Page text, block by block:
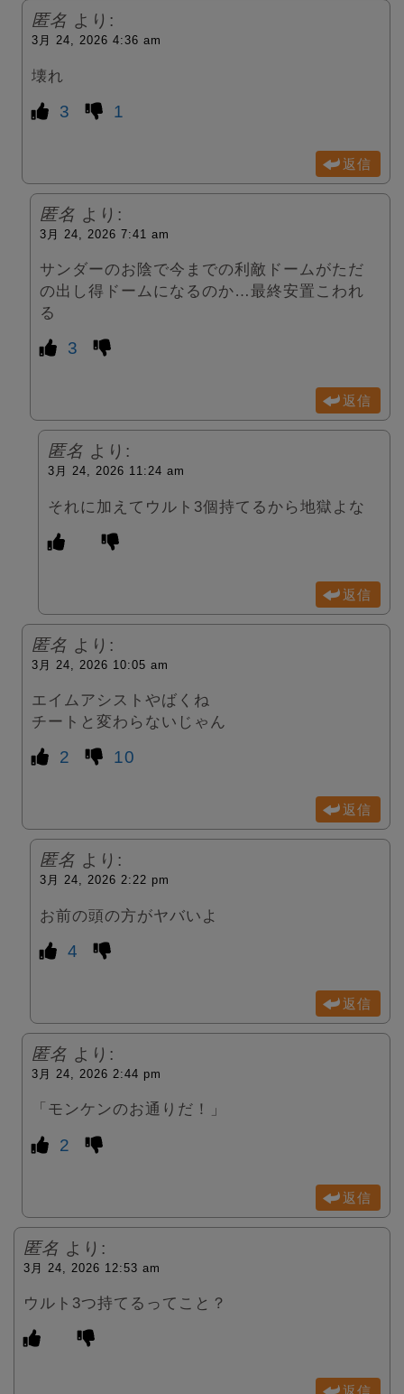
匿名 より:
3月 24, 2026 4:36 am
壊れ
3 1
返信
匿名 より:
3月 24, 2026 7:41 am
サンダーのお陰で今までの利敵ドームがただ
の出し得ドームになるのか…最終安置こわれ
る
3
返信
匿名 より:
3月 24, 2026 11:24 am
それに加えてウルト3個持てるから地獄よな
返信
匿名 より:
3月 24, 2026 10:05 am
エイムアシストやばくね
チートと変わらないじゃん
2 10
返信
匿名 より:
3月 24, 2026 2:22 pm
お前の頭の方がヤバいよ
4
返信
匿名 より:
3月 24, 2026 2:44 pm
「モンケンのお通りだ！」
2
返信
匿名 より:
3月 24, 2026 12:53 am
ウルト3つ持てるってこと？
返信